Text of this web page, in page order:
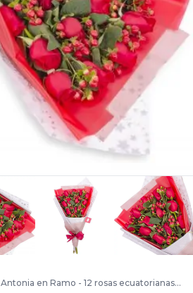
Antonia en Ramo - 12 rosas ecuatorianas